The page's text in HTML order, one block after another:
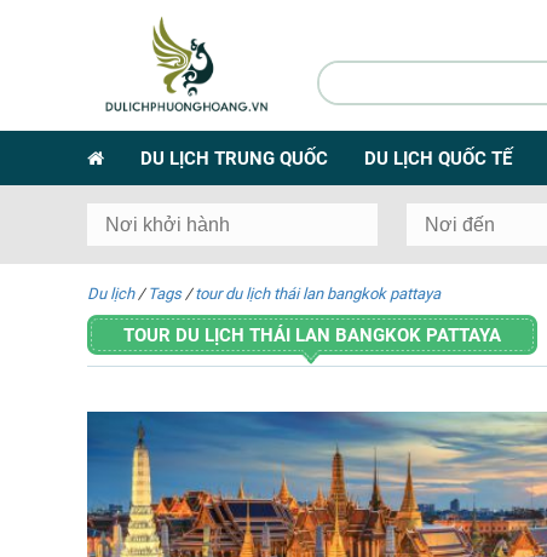
DU LỊCH TRUNG QUỐC DU LỊCH QUỐC TẾ
Du lịch / Tags / tour du lịch thái lan bangkok pattaya
TOUR DU LỊCH THÁI LAN BANGKOK PATTAYA